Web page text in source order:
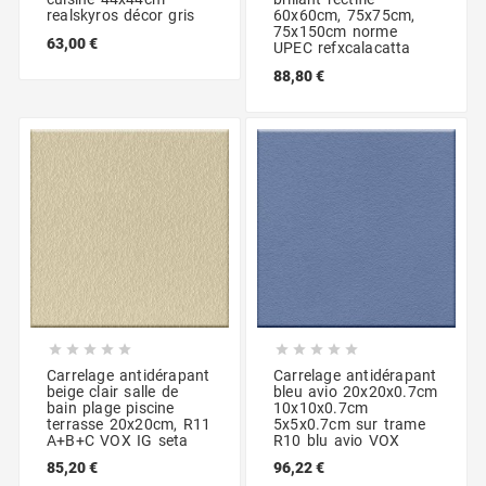
realskyros décor gris
63,00 €
60x60cm, 75x75cm,
75x150cm norme
UPEC refxcalacatta
88,80 €
    
Carrelage antidérapant
beige clair salle de
bain plage piscine
terrasse 20x20cm, R11
A+B+C VOX IG seta
85,20 €
    
Carrelage antidérapant
bleu avio 20x20x0.7cm
10x10x0.7cm
5x5x0.7cm sur trame
R10 blu avio VOX
96,22 €